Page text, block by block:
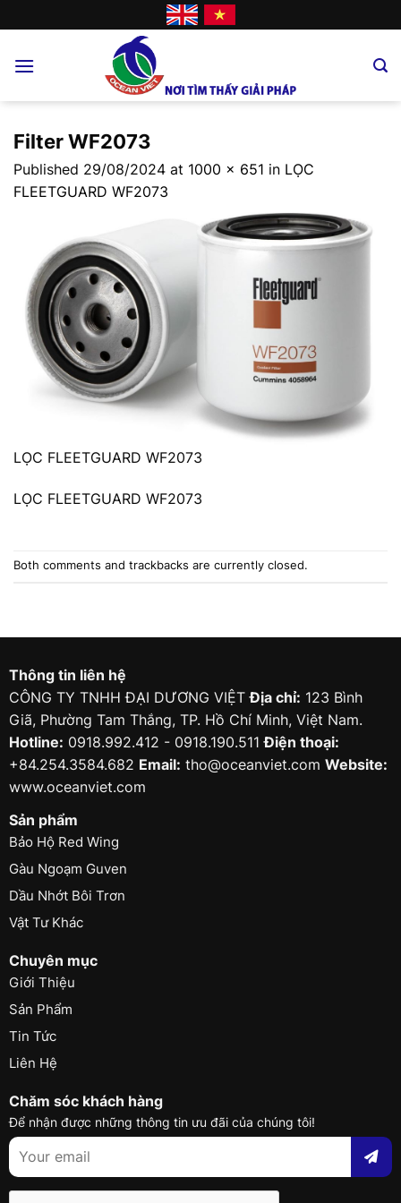
to
Filter WF2073
Published 29/08/2024 at 1000 × 651 in LỌC
FLEETGUARD WF2073
LỌC FLEETGUARD WF2073
LỌC FLEETGUARD WF2073
Both comments and trackbacks are currently closed.
Thông tin liên hệ
CÔNG TY TNHH ĐẠI DƯƠNG VIỆTĐịa chỉ: 123 Bình
Giã, Phường Tam Thắng, TP. Hồ Chí Minh, Việt Nam.
Hotline: 0918.992.412 - 0918.190.511Điện thoại:
+84.254.3584.682 Email: tho@oceanviet.com Website:
www.oceanviet.com
Sản phẩm
Bảo Hộ Red Wing
Gàu Ngoạm Guven
Dầu Nhớt Bôi Trơn
Vật Tư Khác
Chuyên mục
Giới Thiệu
Sản Phẩm
Tin Tức
Liên Hệ
Chăm sóc khách hàng
Để nhận được những thông tin ưu đãi của chúng tôi!